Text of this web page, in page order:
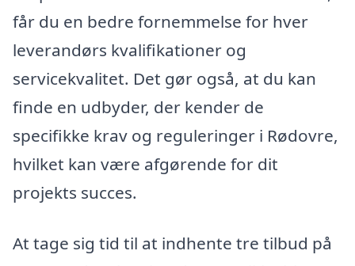
får du en bedre fornemmelse for hver
leverandørs kvalifikationer og
servicekvalitet. Det gør også, at du kan
finde en udbyder, der kender de
specifikke krav og reguleringer i Rødovre,
hvilket kan være afgørende for dit
projekts succes.
At tage sig tid til at indhente tre tilbud på